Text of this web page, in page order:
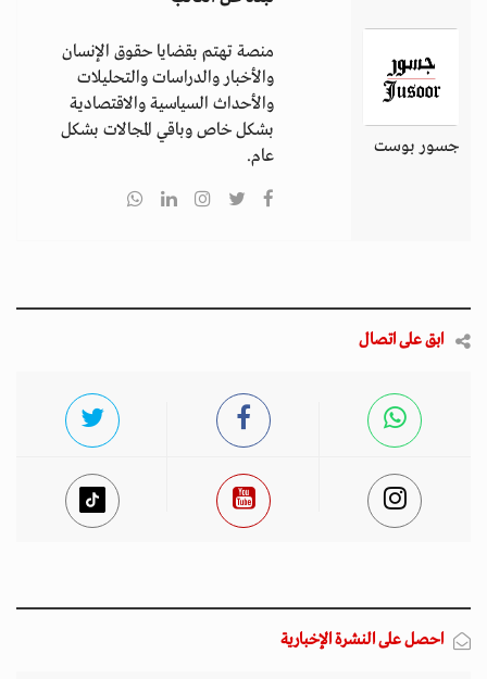
جسور بوست
منصة تهتم بقضايا حقوق الإنسان
والأخبار والدراسات والتحليلات
والأحداث السياسية والاقتصادية
بشكل خاص وباقي المجالات بشكل
عام.
ابق على اتصال
احصل على النشرة الإخبارية